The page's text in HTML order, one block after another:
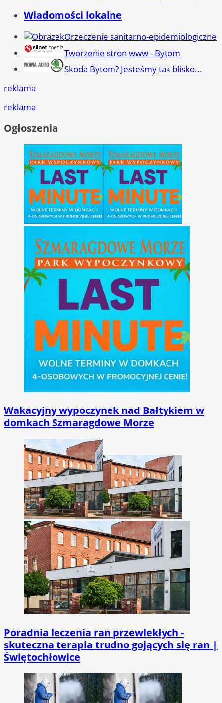
Wiadomości lokalne
Orzeczenie sanitarno-epidemiologiczne
Tworzenie stron www - Bytom
Skoda Bytom? Jesteśmy tak blisko...
reklama
reklama
Ogłoszenia
Wakacyjny wypoczynek nad Bałtykiem w
domkach Szmaragdowe Morze
Poradnia leczenia ran przewlekłych -
skuteczna terapia trudno gojących się ran |
Świętochłowice